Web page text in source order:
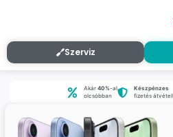
Szerviz
Akár40%-al
olcsóbban
Készpénzes
fizetés